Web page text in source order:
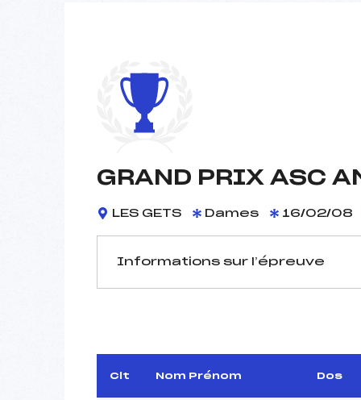
GRAND PRIX ASC
LES GETS Dames 16/02/08
Informations sur l’épreuve
Arbitre :
Assistant :
Clt Nom Prénom Dos